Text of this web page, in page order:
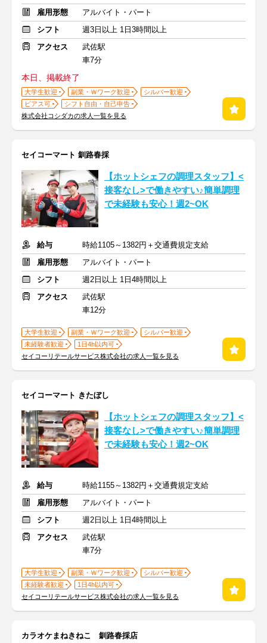
雇用形態
アルバイト・パート
シフト
週3日以上 1日3時間以上
アクセス
武佐駅
車7分
本日、掲載終了
大学生歓迎 副業・Ｗワーク歓迎
シルバー歓迎
ピアス可
シフト自由・自己申告
株式会社コシダカの求人一覧を見る
セイコーマート 釧路春採
【ホットシェフの調理スタッフ】<
接客なし>で働きやすい♪簡単調理
で未経験も安心！週2~OK
給与
時給1105～1382円＋交通費規定支給
雇用形態
アルバイト・パート
シフト
週2日以上 1日4時間以上
アクセス
武佐駅
車12分
大学生歓迎 副業・Ｗワーク歓迎
シルバー歓迎
未経験者歓迎
1日4h以内可
セイコーリテールサービス株式会社の求人一覧を見る
セイコーマート きたぼし
【ホットシェフの調理スタッフ】<
接客なし>で働きやすい♪簡単調理
で未経験も安心！週2~OK
給与
時給1155～1382円＋交通費規定支給
雇用形態
アルバイト・パート
シフト
週2日以上 1日4時間以上
アクセス
武佐駅
車7分
大学生歓迎 副業・Ｗワーク歓迎
シルバー歓迎
未経験者歓迎
1日4h以内可
セイコーリテールサービス株式会社の求人一覧を見る
カラオケまねきねこ 釧路春採店